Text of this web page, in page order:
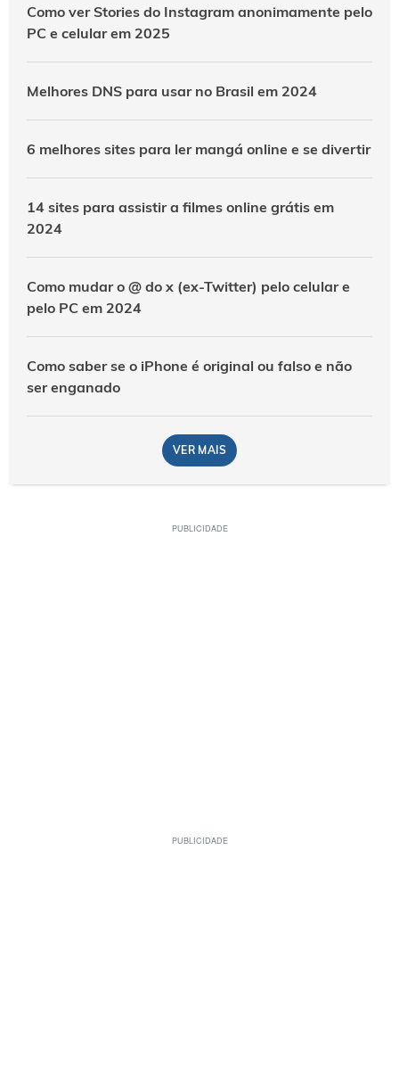
Como ver Stories do Instagram anonimamente pelo
PC e celular em 2025
Melhores DNS para usar no Brasil em 2024
6 melhores sites para ler mangá online e se divertir
14 sites para assistir a filmes online grátis em
2024
Como mudar o @ do x (ex-Twitter) pelo celular e
pelo PC em 2024
Como saber se o iPhone é original ou falso e não
ser enganado
VER MAIS